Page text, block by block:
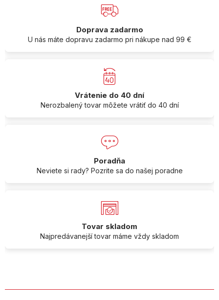
Doprava zadarmo
U nás máte dopravu zadarmo pri nákupe nad 99 €
Vrátenie do 40 dní
Nerozbalený tovar môžete vrátiť do 40 dní
Poradňa
Neviete si rady? Pozrite sa do našej poradne
Tovar skladom
Najpredávanejší tovar máme vždy skladom